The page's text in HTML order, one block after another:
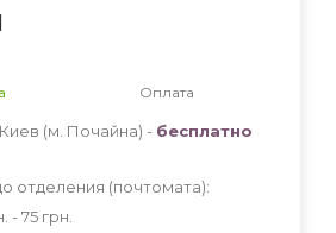
Оплата
(м. Почайна) - бесплатно
отделения (почтомата):
- 75 грн